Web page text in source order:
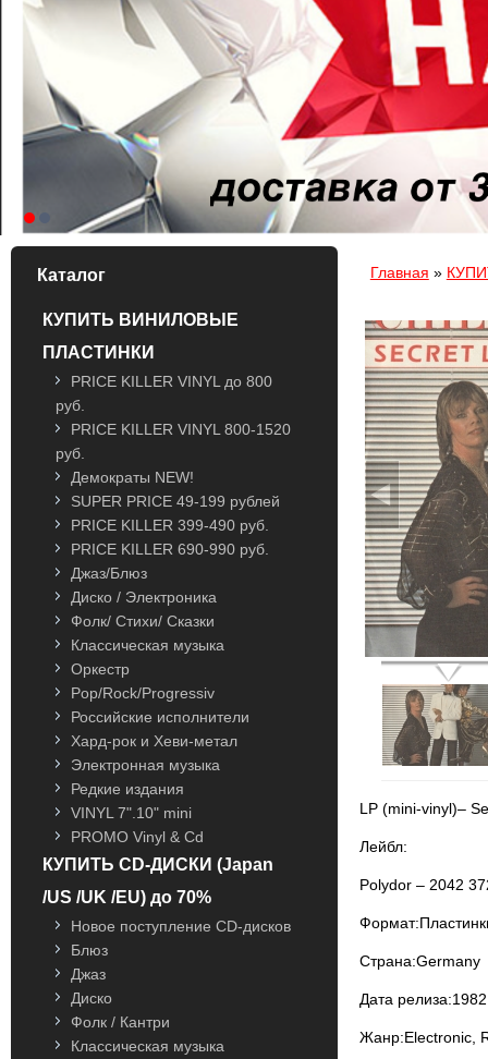
Каталог
КУПИТЬ ВИНИЛОВЫЕ
ПЛАСТИНКИ
PRICE KILLER VINYL до 800
руб.
PRICE KILLER VINYL 800-1520
руб.
Демократы NEW!
SUPER PRICE 49-199 рублей
PRICE KILLER 399-490 руб.
PRICE KILLER 690-990 руб.
Джаз/Блюз
Диско / Электроника
Фолк/ Стихи/ Сказки
Классическая музыка
Оркестр
Pop/Rock/Progressiv
Российские исполнители
Хард-рок и Хеви-метал
Электронная музыка
Редкие издания
VINYL 7".10" mini
PROMO Vinyl & Cd
КУПИТЬ CD-ДИСКИ (Japan
/US /UK /EU) до 70%
Новое поступление CD-дисков
Блюз
Джаз
Диско
Фолк / Кантри
Классическая музыка
Вы здесь
Главная »
LP (mini-vinyl)–
Лейбл:
Polydor – 2042
Страна:Germany
Дата релиза:1982
Жанр:Electronic,